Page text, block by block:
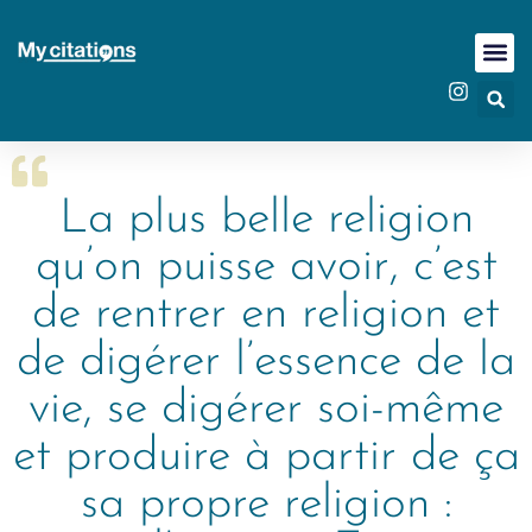
La plus belle religion
qu’on puisse avoir, c’est
de rentrer en religion et
de digérer l’essence de la
vie, se digérer soi-même
et produire à partir de ça
sa propre religion :